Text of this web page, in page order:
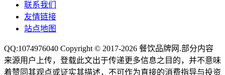
联系我们
友情链接
站点地图
QQ:1074976040 Copyright © 2017-2026 餐饮品牌网 .部分内容
来源用户上传，登载此文出于传递更多信息之目的，并不意味
着赞同其观点或证实其描述，不可作为直接的消费指导与投资